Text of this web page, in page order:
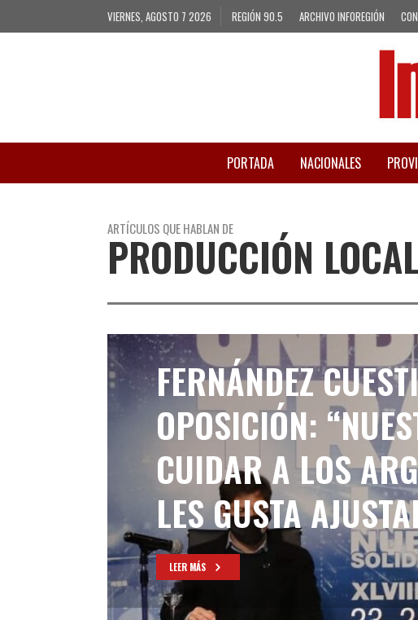
VIERNES, AGOSTO 7 2026 REGIÓN 90.5 ARCHIVO INFOREGIÓN
PORTADA NACIONALES
ARTÍCULOS QUE HABLAN DE
PRODUCCIÓN LOCAL
FERNÁNDEZ
OPOSICIÓN:
CUIDAR A LOS
LES GUSTA
LEER MÁS